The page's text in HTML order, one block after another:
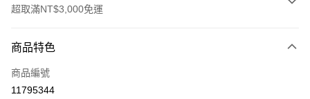
超取滿NT$3,000免運
信用卡一次付款
超商取貨付款
商品特色
商品編號
11795344